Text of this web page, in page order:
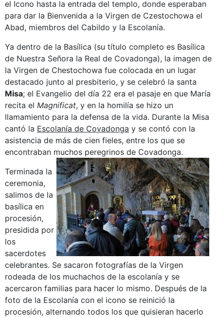
el Icono hasta la entrada del templo, donde esperaban
para dar la Bienvenida a la Virgen de Czestochowa el
Abad, miembros del Cabildo y la Escolanía.
Ya dentro de la Basílica (su título completo es Basílica
de Nuestra Señora la Real de Covadonga), la imagen de
la Virgen de Chestochowa fue colocada en un lugar
destacado junto al presbiterio, y se celebró la santa
Misa; el Evangelio del día 22 era el pasaje en que María
recita el Magnificat, y en la homilía se hizo un
llamamiento para la defensa de la vida. Durante la Misa
cantó la Escolanía de Covadonga y se contó con la
asistencia de más de cien fieles, entre los que se
encontraban muchos peregrinos de Covadonga.
Terminada la
ceremonia,
salimos de la
basílica en
procesión,
presidida por
los
sacerdotes
celebrantes. Se sacaron fotografías de la Virgen
rodeada de los muchachos de la escolanía y se
acercaron familias para hacer lo mismo. Después de la
foto de la Escolanía con el icono se reinició la
procesión, alternando todos los que quisieran hacerlo